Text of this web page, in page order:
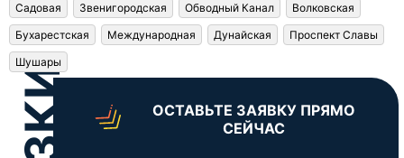
Садовая
Звенигородская Обводный Канал
Волковская
Бухарестская
Международная Дунайская
Проспект Славы
Шушары
ОСТАВЬТЕ ЗАЯВКУ ПРЯМО
СЕЙЧАС